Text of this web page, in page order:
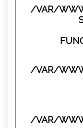
/VAR/
/VAR/
/VAR/